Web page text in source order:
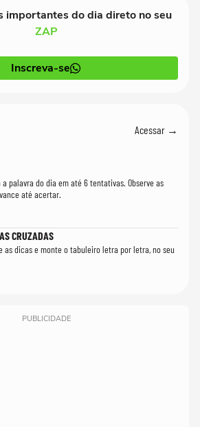
importantes do dia direto no seu
ZAP
Inscreva-se
Acessar →
a palavra do dia em até 6 tentativas. Observe as
até acertar.
CRUZADAS
as dicas e monte o tabuleiro letra por letra, no seu
PUBLICIDADE